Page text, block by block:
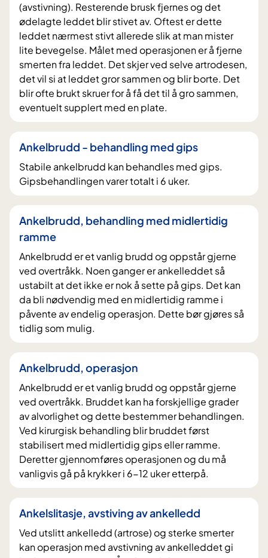
(avstivning). Resterende brusk fjernes og det
ødelagte leddet blir stivet av. Oftest er dette
leddet nærmest stivt allerede slik at man mister
lite bevegelse. Målet med operasjonen er å fjerne
smerten fra leddet. Det skjer ved selve artrodesen,
det vil si at leddet gror sammen og blir borte. Det
blir ofte brukt skruer for å få det til å gro sammen,
eventuelt supplert med en plate.
Ankelbrudd - behandling med gips
Stabile ankelbrudd kan behandles med gips.
Gipsbehandlingen varer totalt i 6 uker.
Ankelbrudd, behandling med midlertidig
ramme
Ankelbrudd er et vanlig brudd og oppstår gjerne
ved overtråkk. Noen ganger er ankelleddet så
ustabilt at det ikke er nok å sette på gips. Det kan
da bli nødvendig med en midlertidig ramme i
påvente av endelig operasjon. Dette bør gjøres så
tidlig som mulig.
Ankelbrudd, operasjon
Ankelbrudd er et vanlig brudd og oppstår gjerne
ved overtråkk. Bruddet kan ha forskjellige grader
av alvorlighet og dette bestemmer behandlingen.
Ved kirurgisk behandling blir bruddet først
stabilisert med midlertidig gips eller ramme.
Deretter gjennomføres operasjonen og du må
vanligvis gå på krykker i 6-12 uker etterpå.
Ankelslitasje, avstiving av ankelledd
Ved utslitt ankelledd (artrose) og sterke smerter
kan operasjon med avstivning av ankelleddet gi